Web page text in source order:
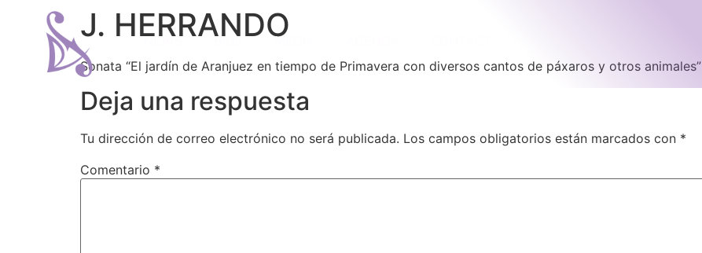
NEWS BIOS MEDIA
J. HERRANDO
Sonata “El jardín de Aranjuez en tiempo de Primavera con diversos cantos de páxaros y otros animales”
Deja una respuesta
Tu dirección de correo electrónico no será publicada. Los campos obligatorios están marcados con *
Comentario *